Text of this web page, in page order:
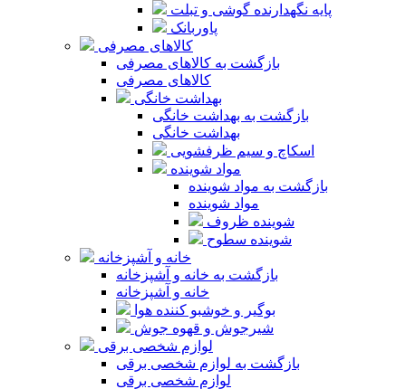
پایه نگهدارنده گوشی و تبلت
پاوربانک
کالاهای مصرفی
بازگشت به کالاهای مصرفی
کالاهای مصرفی
بهداشت خانگی
بازگشت به بهداشت خانگی
بهداشت خانگی
اسکاچ و سیم ظرفشویی
مواد شوینده
بازگشت به مواد شوینده
مواد شوینده
شوینده ظروف
شوینده سطوح
خانه و آشپزخانه
بازگشت به خانه و آشپزخانه
خانه و آشپزخانه
بوگیر و خوشبو کننده هوا
شیرجوش و قهوه جوش
لوازم شخصی برقی
بازگشت به لوازم شخصی برقی
لوازم شخصی برقی